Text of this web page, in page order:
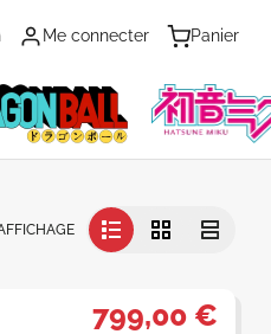
Me connecter Panier
799,00 €